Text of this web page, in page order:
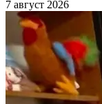
7 август 2026